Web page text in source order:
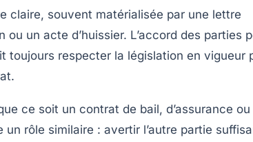
claire, souvent matérialisée par une lettre
un acte d’huissier. L’accord des parties
toujours respecter la législation en vigueur
ce soit un contrat de bail, d’assurance ou
un rôle similaire : avertir l’autre partie